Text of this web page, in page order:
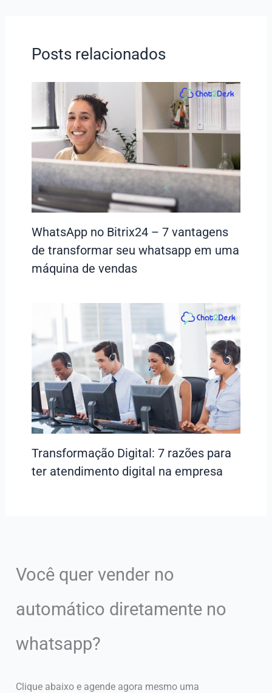
Posts relacionados
WhatsApp no Bitrix24 – 7 vantagens
de transformar seu whatsapp em uma
máquina de vendas
Transformação Digital: 7 razões para
ter atendimento digital na empresa
Você quer vender no
automático diretamente no
whatsapp?
Clique abaixo e agende agora mesmo uma